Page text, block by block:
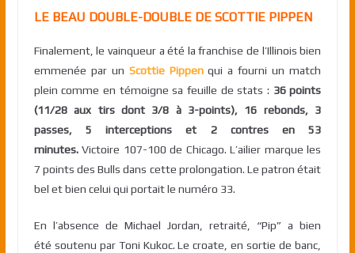
LE BEAU DOUBLE-DOUBLE DE SCOTTIE PIPPEN
Finalement, le vainqueur a été la franchise de l’Illinois bien
emmenée par un Scottie Pippenqui a fourni un match
plein comme en témoigne sa feuille de stats : 36 points
(11/28 aux tirs dont 3/8 à 3-points), 16 rebonds, 3
passes, 5 interceptions et 2 contres en 53
minutes.Victoire 107-100 de Chicago. L’ailier marque les
7 points des Bulls dans cette prolongation. Le patron était
bel et bien celui qui portait le numéro 33.
En l’absence de Michael Jordan, retraité, “Pip” a bien
été soutenu par Toni Kukoc. Le croate, en sortie de banc,